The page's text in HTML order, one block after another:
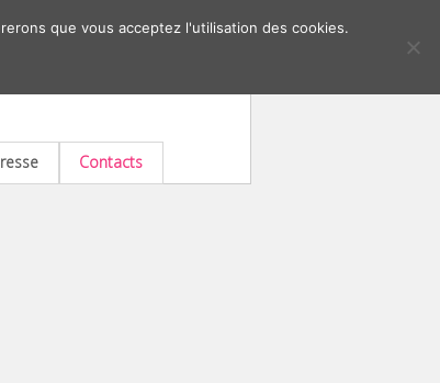
Contacts
que vous acceptez l'utilisation des cookies.